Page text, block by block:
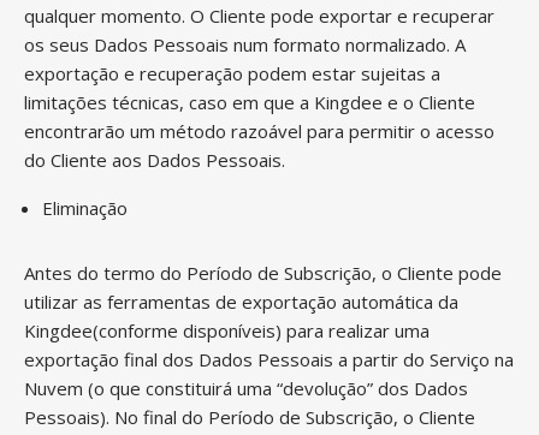
qualquer momento. O Cliente pode exportar e recuperar
os seus Dados Pessoais num formato normalizado. A
exportação e recuperação podem estar sujeitas a
limitações técnicas, caso em que a Kingdee e o Cliente
encontrarão um método razoável para permitir o acesso
do Cliente aos Dados Pessoais.
Eliminação
Antes do termo do Período de Subscrição, o Cliente pode
utilizar as ferramentas de exportação automática da
Kingdee(conforme disponíveis) para realizar uma
exportação final dos Dados Pessoais a partir do Serviço na
Nuvem (o que constituirá uma “devolução” dos Dados
Pessoais). No final do Período de Subscrição, o Cliente